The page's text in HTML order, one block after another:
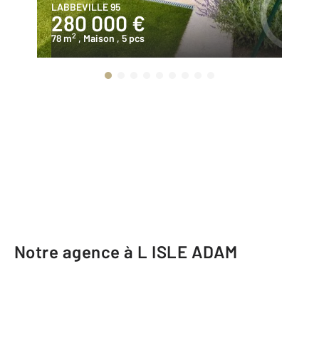
LABBEVILLE 95
280 000 €
78 m2 , Maison , 5 pcs
Notre agence à L ISLE ADAM